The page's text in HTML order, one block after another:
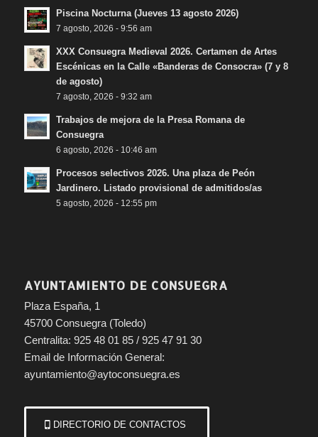
Piscina Nocturna (Jueves 13 agosto 2026)
7 agosto, 2026 - 9:56 am
XXX Consuegra Medieval 2026. Certamen de Artes
Escénicas en la Calle «Banderas de Consocra» (7 y 8
de agosto)
7 agosto, 2026 - 9:32 am
Trabajos de mejora de la Presa Romana de
Consuegra
6 agosto, 2026 - 10:46 am
Procesos selectivos 2026. Una plaza de Peón
Jardinero. Listado provisional de admitidos/as
5 agosto, 2026 - 12:55 pm
AYUNTAMIENTO DE CONSUEGRA
Plaza España, 1
45700 Consuegra (Toledo)
Centralita: 925 48 01 85 / 925 47 91 30
Email de Información General:
ayuntamiento@aytoconsuegra.es
DIRECTORIO DE CONTACTOS